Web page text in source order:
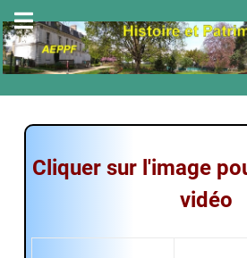
Cliquer sur l'image
vidéo